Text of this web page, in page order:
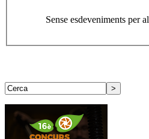
Sense esdeveniments per al